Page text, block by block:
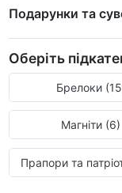
Подарунки та
Оберіть
Брелоки
Магніти (6)
Прапори та